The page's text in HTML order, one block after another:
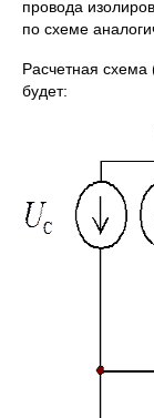
провода
по схеме
Расчетная схема
будет: